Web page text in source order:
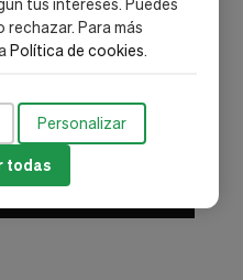
tus intereses. Puedes
Para más
Política de cookies.
Personalizar
todas